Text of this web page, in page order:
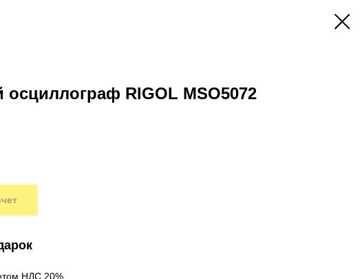
RIGOL MSO5072
НДС 20%